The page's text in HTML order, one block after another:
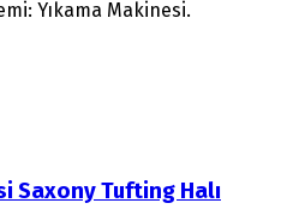
Yıkama Makinesi.
Saxony Tufting Halı